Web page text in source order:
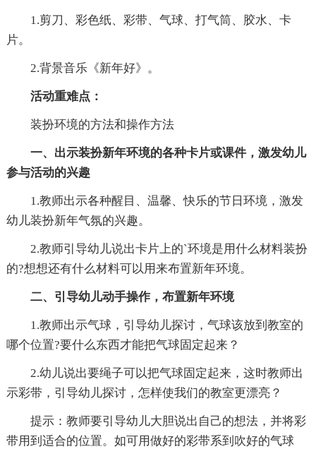
1.剪刀、彩色纸、彩带、气球、打气筒、胶水、卡
片。
2.背景音乐《新年好》。
活动重难点：
装扮环境的方法和操作方法
一、出示装扮新年环境的各种卡片或课件，激发幼儿
参与活动的兴趣
1.教师出示各种醒目、温馨、快乐的节日环境，激发
幼儿装扮新年气氛的兴趣。
2.教师引导幼儿说出卡片上的`环境是用什么材料装扮
的?想想还有什么材料可以用来布置新年环境。
二、引导幼儿动手操作，布置新年环境
1.教师出示气球，引导幼儿探讨，气球该放到教室的
哪个位置?要什么东西才能把气球固定起来？
2.幼儿说出要绳子可以把气球固定起来，这时教师出
示彩带，引导幼儿探讨，怎样使我们的教室更漂亮？
提示：教师要引导幼儿大胆说出自己的想法，并将彩
带用到适合的位置。如可用做好的彩带系到吹好的气球